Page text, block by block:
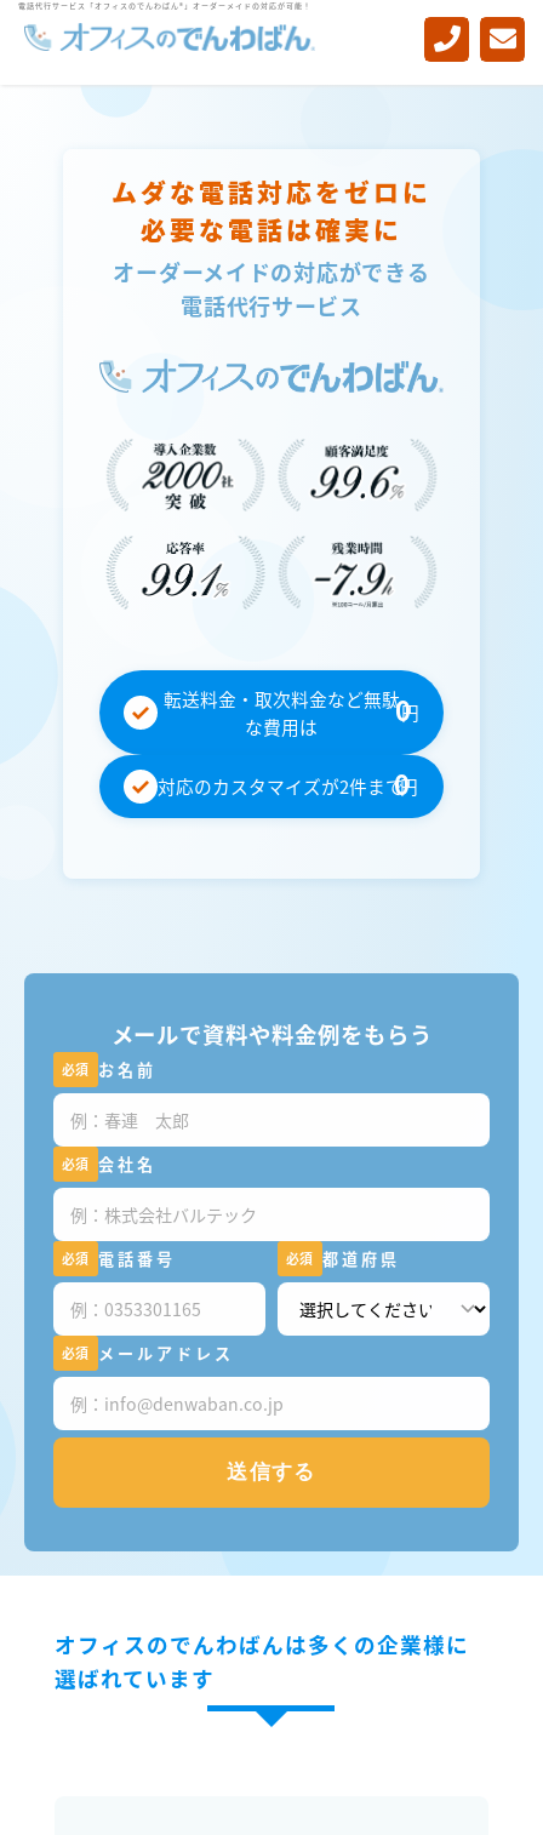
電話代行サービス「オフィスのでんわばん®」オーダーメイドの対応が可能！
-->
ムダな電話対応をゼロに
必要な電話は確実に
オーダーメイドの対応ができる
電話代行サービス
転送料金・取次料金など無駄
な費用は
0円
対応のカスタマイズが2件まで0円
メールで資料や料金例をもらう
必須 お名前
必須 会社名
必須 電話番号 必須 都道府県
必須 メールアドレス
オフィスのでんわばんは多くの企業様に
選ばれています